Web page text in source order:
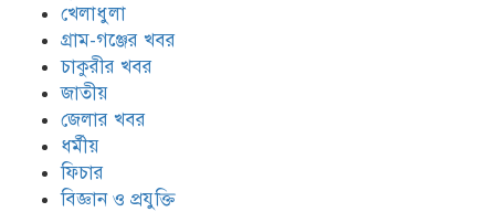
খেলাধুলা
গ্রাম-গঞ্জের খবর
চাকুরীর খবর
জাতীয়
জেলার খবর
ধর্মীয়
ফিচার
বিজ্ঞান ও প্রযুক্তি